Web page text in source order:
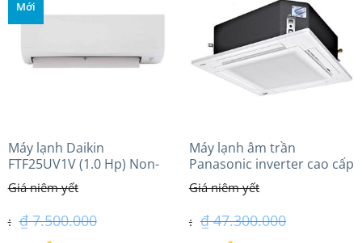
₫ 29.000.000.
₫ 24.600.000.
Mới
Máy lạnh Daikin
FTF25UV1V (1.0 Hp) Non-
inverter Thái lan
₫7.500.000
Máy lạnh âm trần
Panasonic inverter cao cấp
(6.0Hp) S-3448PU3HA/U-
48PRH1H5
₫47.300.000